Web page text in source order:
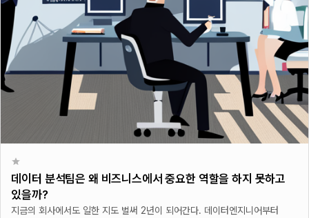
데이터 분석팀은 왜 비즈니스에서 중요한 역할을 하지 못하고
있을까?
지금의 회사에서도 일한 지도 벌써 2년이 되어간다. 데이터엔지니어부터